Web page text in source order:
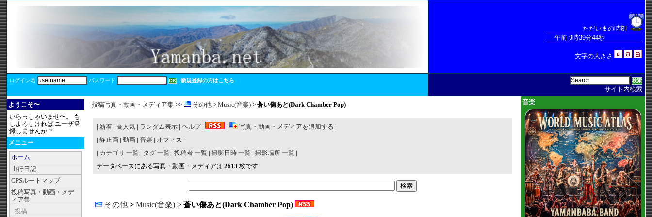
ただいまの時刻
文字の大きさ
ログイン名 パスワード 新規登録の方はこちら
サイト内検索
ようこそ〜
いらっしゃいませ〜。 も
しよろしければ ユーザ登
録しませんか？
メニュー
ホーム
山行日記
GPSルートマップ
投稿写真・動画・メデ
ィア集
投稿
投稿写真・動画・メディア集 >> その他>Music(音楽)>蒼い傷あと(Dark Chamber Pop)
| 新着 |高人気 | ランダム表示 |ヘルプ| | 写真・動画・メディアを追加する |
|静止画 |動画 |音楽 | オフィス |
| カテゴリ 一覧 | タグ 一覧 |投稿者 一覧 |撮影日時 一覧 |撮影場所 一覧 |
データベースにある写真・動画・メディアは2613 枚です
その他>Music(音楽)> 蒼い傷あと(Dark Chamber Pop)
音楽